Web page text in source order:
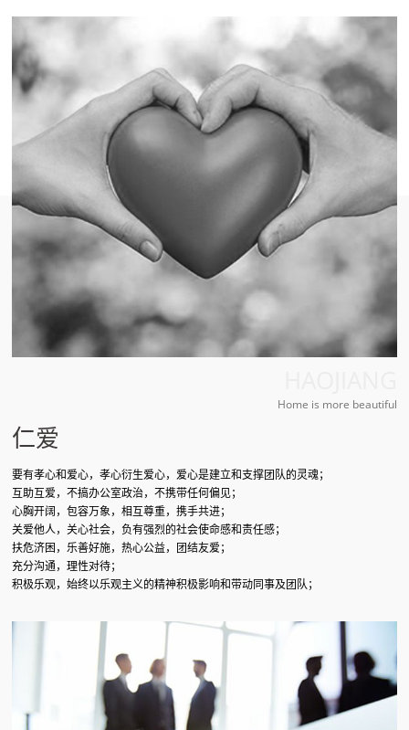
Home is more beautiful
仁爱
要有孝心和爱心，孝心衍生爱心，爱心是建立和支撑团队的灵魂；
互助互爱，不搞办公室政治，不携带任何偏见；
心胸开阔，包容万象，相互尊重，携手共进；
关爱他人，关心社会，负有强烈的社会使命感和责任感；
扶危济困，乐善好施，热心公益，团结友爱；
充分沟通，理性对待；
积极乐观，始终以乐观主义的精神积极影响和带动同事及团队；